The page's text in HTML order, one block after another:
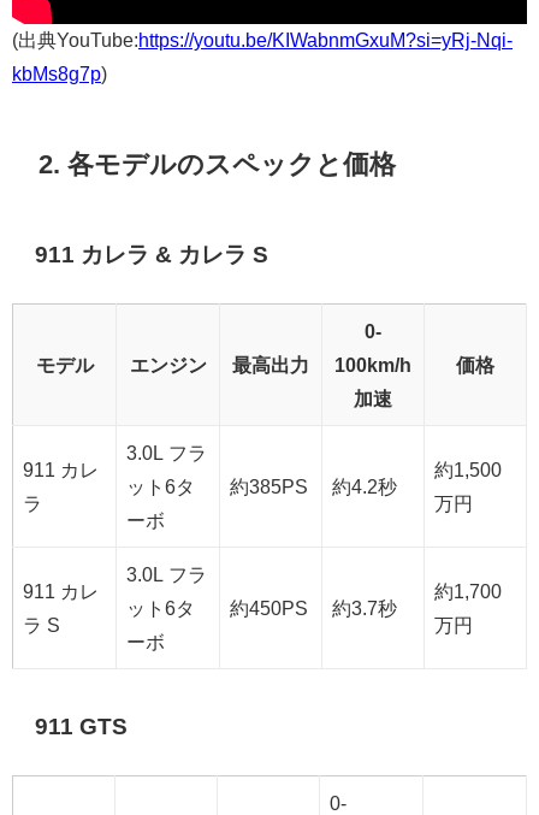
(出典YouTube:https://youtu.be/KIWabnmGxuM?si=yRj-Nqi-
kbMs8g7p)
2. 各モデルのスペックと価格
911 カレラ & カレラ S
モデル エンジン 最高出力
0-
100km/h
加速
価格
911 カレ
ラ
3.0L フラ
ット6タ
ーボ
約385PS 約4.2秒
約1,500
万円
911 カレ
ラ S
3.0L フラ
ット6タ
ーボ
約450PS 約3.7秒
約1,700
万円
911 GTS
0-